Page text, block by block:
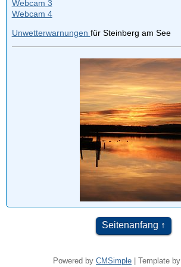
Webcam 3
Webcam 4
Unwetterwarnungen für Steinberg am See
Seitenanfang
Powered by CMSimple | Template by